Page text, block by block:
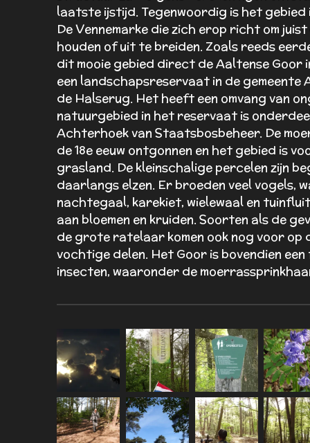
laatste ijstijd. Tegenwoordig is het
De Vennemarke die zich erop richt om
houden of uit te breiden. Zoals reeds
dit mooie gebied direct de Aaltense Goor
een landschapsreservaat in de gemeente
de Halserug. Het heeft een omvang van
natuurgebied in het reservaat is
Achterhoek van Staatsbosbeheer. De
de 18e eeuw ontgonnen en het gebied is
grasland. De kleinschalige percelen zijn
daarlangs elzen. Er broeden veel vogels,
nachtegaal, karekiet, wielewaal en
aan bloemen en kruiden. Soorten als de
de grote ratelaar komen ook nog voor op
vochtige delen. Het Goor is bovendien
insecten, waaronder de